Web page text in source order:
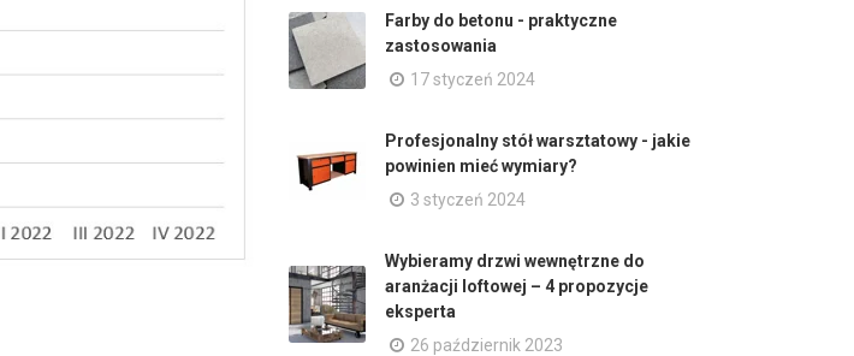
Farby do betonu - praktyczne
zastosowania
17 styczeń 2024
Profesjonalny stół warsztatowy - jakie
powinien mieć wymiary?
3 styczeń 2024
Wybieramy drzwi wewnętrzne do
aranżacji loftowej – 4 propozycje
eksperta
26 październik 2023